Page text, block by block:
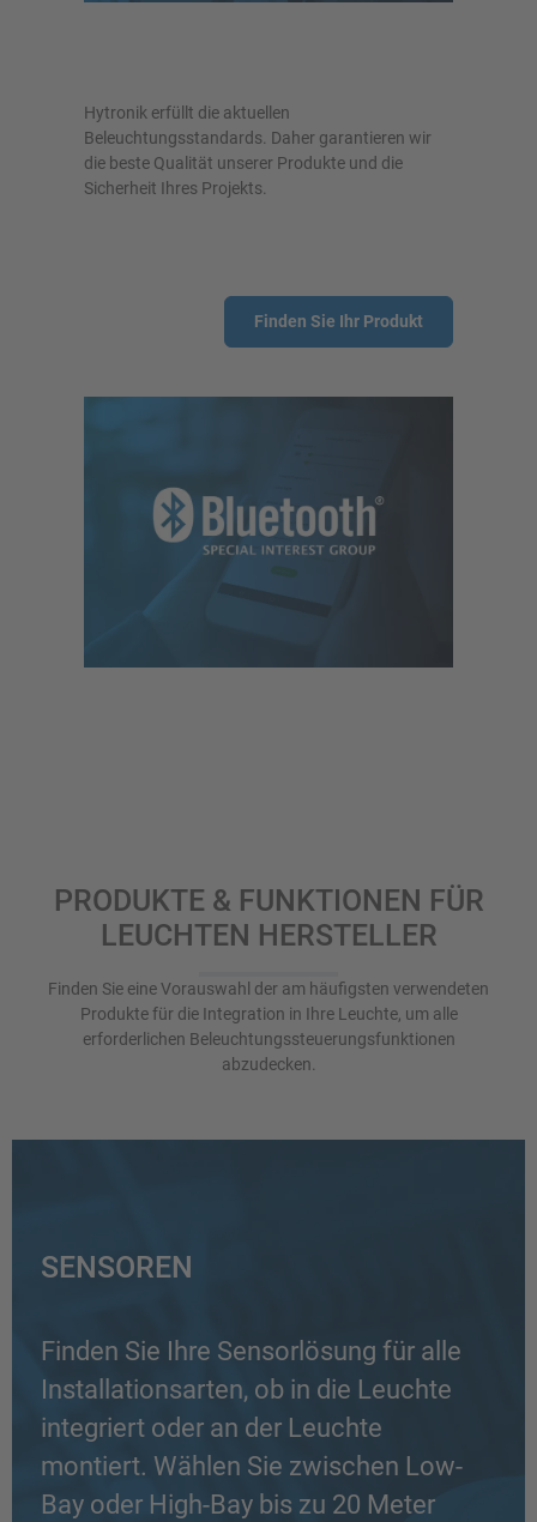
Hytronik erfüllt die aktuellen
Beleuchtungsstandards. Daher garantieren wir
die beste Qualität unserer Produkte und die
Sicherheit Ihres Projekts.
Finden Sie Ihr Produkt
PRODUKTE & FUNKTIONEN FÜR
LEUCHTEN HERSTELLER
Finden Sie eine Vorauswahl der am häufigsten verwendeten
Produkte für die Integration in Ihre Leuchte, um alle
erforderlichen Beleuchtungssteuerungsfunktionen
abzudecken.
SENSOREN
Finden Sie Ihre Sensorlösung für alle
Installationsarten, ob in die Leuchte
integriert oder an der Leuchte
montiert. Wählen Sie zwischen Low-
Bay oder High-Bay bis zu 20 Meter